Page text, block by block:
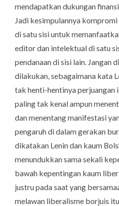
mendapatkan dukungan
Jadi kesimpulannya
di satu sisi untuk
editor dan intelektual di satu
pendanaan di sisi lain. Jangan
dilakukan, sebagaimana kata
tak henti-hentinya
paling tak kenal ampun
dan menentang manifestasi
pengaruh di dalam gerakan
dikatakan Lenin dan kaum
menundukkan sama sekali
bawah kepentingan kaum
justru pada saat yang
melawan liberalisme borjuis